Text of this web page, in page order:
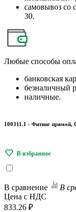
самовывоз со
30.
Любые способы
банковская
безналичный
наличные.
100311.1 - Фитинг прямой,
В сравнение
В
Цена с НДС
833.26 ₽